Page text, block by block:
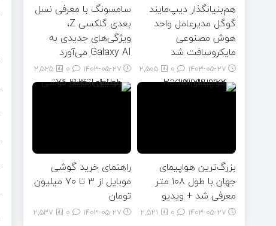
هم‌بنیانگذار دیپ‌مایند
گوگل مدیرعامل واحد
هوش مصنوعی
مایکروسافت شد
۱۴۰۳-۰۵-۲۷ 2,505
سامسونگ با معرفی نسل
بعدی گلکسی Z،
ویژگی‌های جدیدی به
Galaxy AI می‌آورد
۱۴۰۳-۰۵-۲۷ 2,525
بزرگ‌ترین هواپیمای
جهان با طول ۱۰۸ متر
معرفی شد + ویدیو
۱۴۰۳-۰۵-۲۷ 2,521
راهنمای خرید گوشی
موبایل از ٣ تا ۷۰ میلیون
تومان
۱۴۰۳-۰۵-۲۷ 2,537